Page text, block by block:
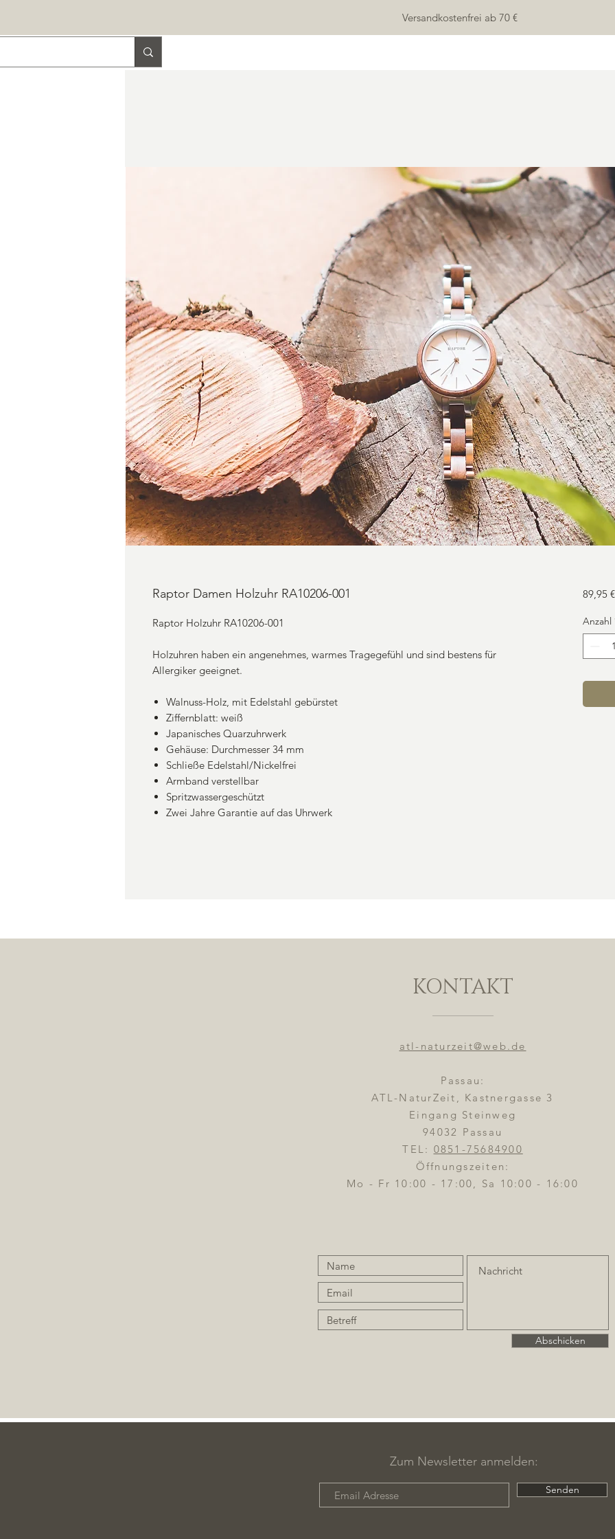
Versandkostenfrei ab 70 €
Raptor Damen Holzuhr RA10206-001
Raptor Holzuhr RA10206-001
Holzuhren haben ein angenehmes, warmes Tragegefühl und sind bestens für
Allergiker geeignet.
Walnuss-Holz, mit Edelstahl gebürstet
Ziffernblatt: weiß
Japanisches Quarzuhrwerk
Gehäuse: Durchmesser 34 mm
Schließe Edelstahl/Nickelfrei
Armband verstellbar
Spritzwassergeschützt
Zwei Jahre Garantie auf das Uhrwerk
89,95 €
Anzahl
KONTAKT
atl-naturzeit@web.de
Passau:
ATL-NaturZeit, Kastnergasse 3
Eingang Steinweg
94032 Passau
TEL: 0851-75684900
Öffnungszeiten:
Mo - Fr 10:00 - 17:00, Sa 10:00 - 16:00
Abschicken
Zum Newsletter anmelden:
Senden